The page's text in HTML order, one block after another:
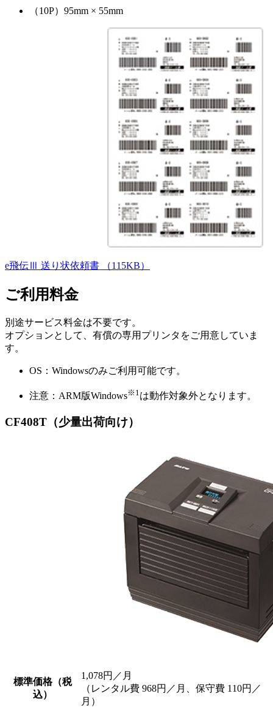
（10P）95mm × 55mm
e飛伝Ⅲ 送り状依頼書 （115KB）
ご利用料金
別途サービス料金は不要です。
オプションとして、有償の専用プリンタをご用意していま
す。
OS：Windowsのみご利用可能です。
注意：ARM版Windows※1は動作対象外となります。
CF408T（少量出荷向け）
標準価格（税
込）
1,078円／月
（レンタル費 968円／月、保守費 110円／
月）